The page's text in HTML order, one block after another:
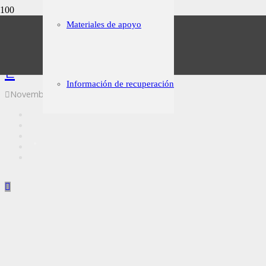
Materiales de apoyo
Información de recuperación
E
November 8, 2016